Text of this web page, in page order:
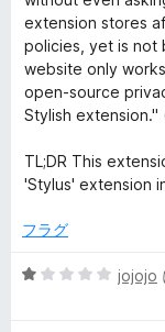
e
の
レ
ビ
ー
extension stores
policies, yet is not
website only
open-source
Stylish
TL;DR This
'Stylus' extension
フラグ
5
jojojo